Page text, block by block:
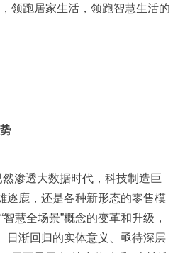
领跑居家生活，领跑智慧生活的
然渗透大数据时代，科技制造巨
逐鹿，还是各种新形态的零售模
慧全场景”概念的变革和升级，
日渐回归的实体意义、亟待深层